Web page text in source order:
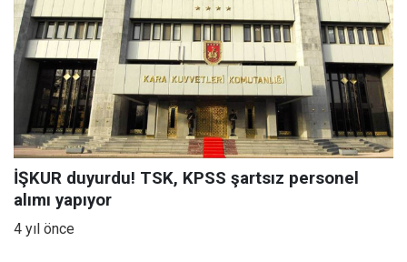
İŞKUR duyurdu! TSK, KPSS şartsız personel
alımı yapıyor
4 yıl önce